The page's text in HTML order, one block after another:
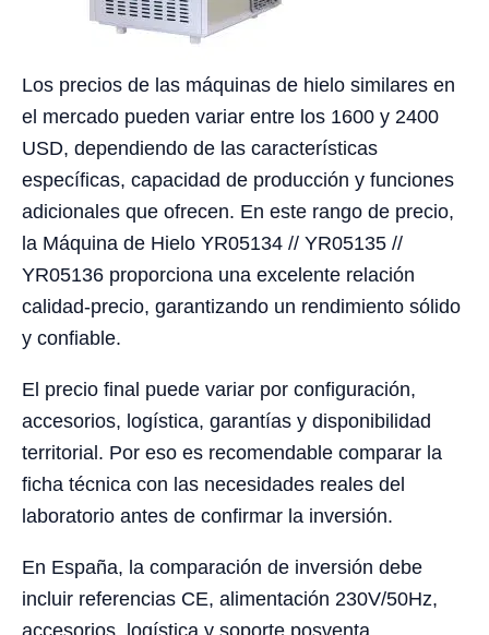
Los precios de las máquinas de hielo similares en
el mercado pueden variar entre los 1600 y 2400
USD, dependiendo de las características
específicas, capacidad de producción y funciones
adicionales que ofrecen. En este rango de precio,
la Máquina de Hielo YR05134 // YR05135 //
YR05136 proporciona una excelente relación
calidad-precio, garantizando un rendimiento sólido
y confiable.
El precio final puede variar por configuración,
accesorios, logística, garantías y disponibilidad
territorial. Por eso es recomendable comparar la
ficha técnica con las necesidades reales del
laboratorio antes de confirmar la inversión.
En España, la comparación de inversión debe
incluir referencias CE, alimentación 230V/50Hz,